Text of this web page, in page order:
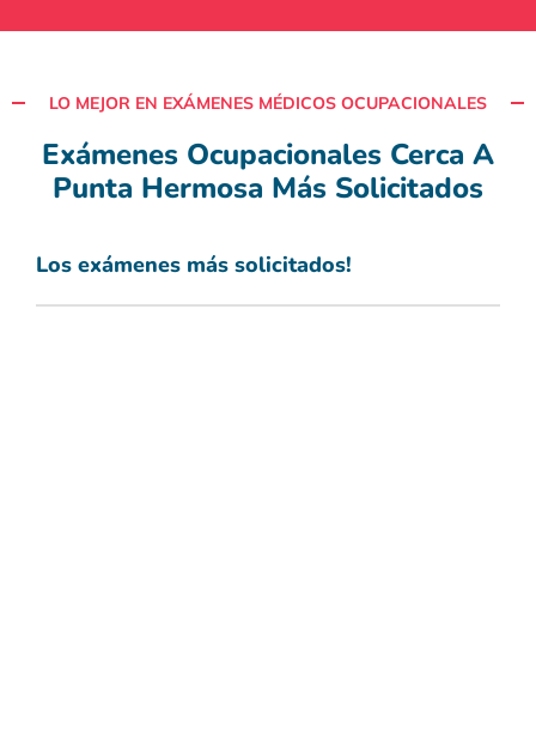
LO MEJOR EN EXÁMENES MÉDICOS OCUPACIONALES
Exámenes Ocupacionales Cerca A
Punta Hermosa Más Solicitados
Los exámenes más solicitados!